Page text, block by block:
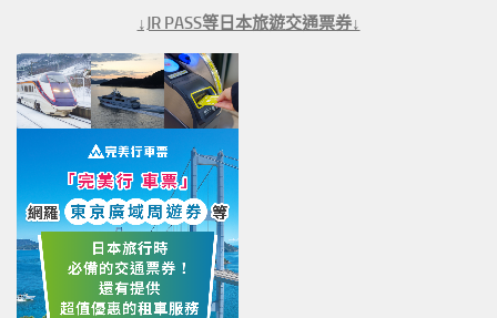
↓JR PASS等日本旅遊交通票券↓